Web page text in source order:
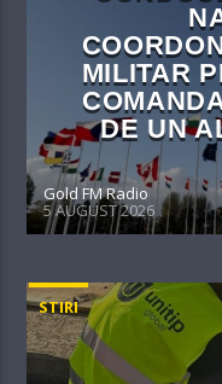
MILITAR
DE UN
Gold FM Radio
5 AUGUST 2026
STIRI